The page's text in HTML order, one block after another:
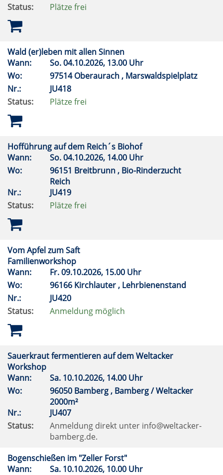
Status:
Plätze frei
Wald (er)leben mit allen Sinnen
Wann:
So.04.10.2026, 13.00 Uhr
Wo:
97514 Oberaurach , Marswaldspielplatz
Nr.:
JU418
Status:
Plätze frei
Hofführung auf dem Reich´s Biohof
Wann:
So.04.10.2026, 14.00 Uhr
Wo:
96151 Breitbrunn , Bio-Rinderzucht
Reich
Nr.:
JU419
Status:
Plätze frei
Vom Apfel zum Saft
Familienworkshop
Wann:
Fr.09.10.2026, 15.00 Uhr
Wo:
96166 Kirchlauter , Lehrbienenstand
Nr.:
JU420
Status:
Anmeldung möglich
Sauerkraut fermentieren auf dem Weltacker
Workshop
Wann:
Sa. 10.10.2026, 14.00 Uhr
Wo:
96050 Bamberg , Bamberg / Weltacker
2000m²
Nr.:
JU407
Status:
Anmeldung direkt unter info@weltacker-
bamberg.de.
Bogenschießen im "Zeller Forst"
Wann:
Sa. 10.10.2026, 10.00 Uhr